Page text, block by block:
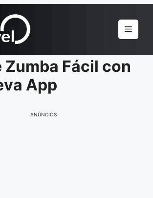
Menu
Zumba Fácil con
App
ANÚNCIOS